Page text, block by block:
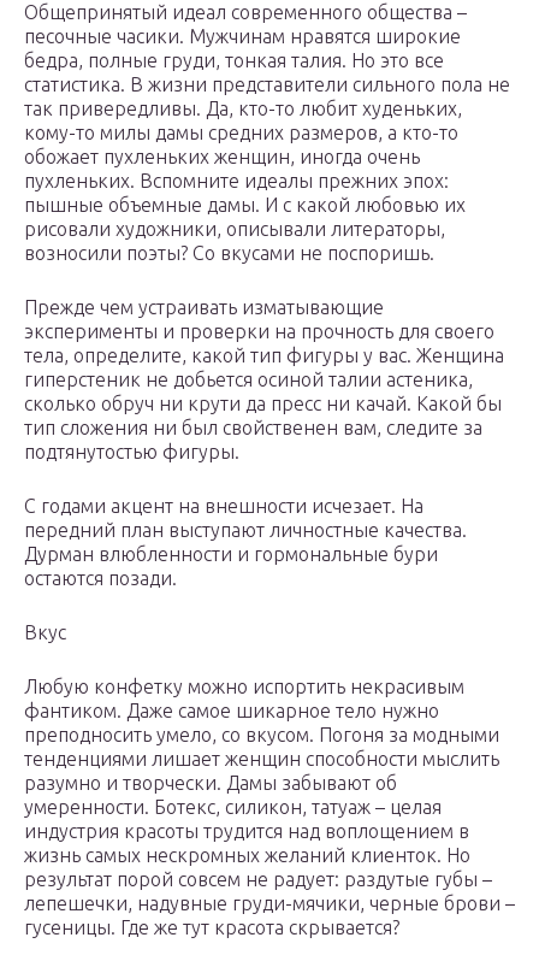
Общепринятый идеал современного общества –
песочные часики. Мужчинам нравятся широкие
бедра, полные груди, тонкая талия. Но это все
статистика. В жизни представители сильного пола не
так привередливы. Да, кто-то любит худеньких,
кому-то милы дамы средних размеров, а кто-то
обожает пухленьких женщин, иногда очень
пухленьких. Вспомните идеалы прежних эпох:
пышные объемные дамы. И с какой любовью их
рисовали художники, описывали литераторы,
возносили поэты? Со вкусами не поспоришь.
Прежде чем устраивать изматывающие
эксперименты и проверки на прочность для своего
тела, определите, какой тип фигуры у вас. Женщина
гиперстеник не добьется осиной талии астеника,
сколько обруч ни крути да пресс ни качай. Какой бы
тип сложения ни был свойственен вам, следите за
подтянутостью фигуры.
С годами акцент на внешности исчезает. На
передний план выступают личностные качества.
Дурман влюбленности и гормональные бури
остаются позади.
Вкус
Любую конфетку можно испортить некрасивым
фантиком. Даже самое шикарное тело нужно
преподносить умело, со вкусом. Погоня за модными
тенденциями лишает женщин способности мыслить
разумно и творчески. Дамы забывают об
умеренности. Ботекс, силикон, татуаж – целая
индустрия красоты трудится над воплощением в
жизнь самых нескромных желаний клиенток. Но
результат порой совсем не радует: раздутые губы –
лепешечки, надувные груди-мячики, черные брови –
гусеницы. Где же тут красота скрывается?